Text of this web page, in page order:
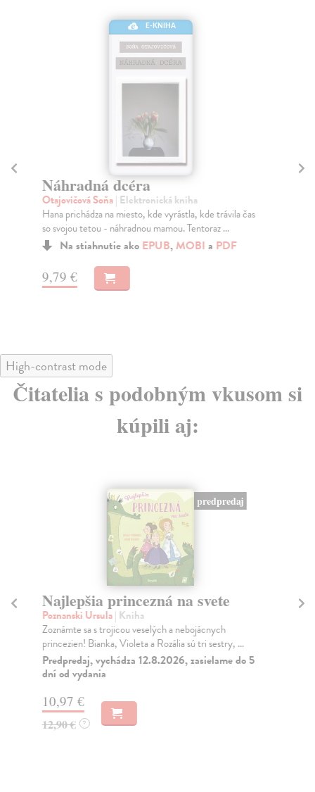
E-KNIHA
Náhradná dcéra
Otajovičová Soňa| Elektronická kniha
Hana prichádza na miesto, kde vyrástla, kde trávila čas
so svojou tetou - náhradnou mamou. Tentoraz ...
Na stiahnutie ako EPUB,MOBI a PDF
9,79 €
High-contrast mode
Čitatelia s podobným vkusom si
kúpili aj:
predpredaj
Najlepšia princezná na svete
Poznanski Ursula| Kniha
Zoznámte sa s trojicou veselých a nebojácnych
princezien! Bianka, Violeta a Rozália sú tri sestry, ...
Predpredaj, vychádza 12.8.2026, zasielame do 5
dní od vydania
10,97 €
12,90 € ?